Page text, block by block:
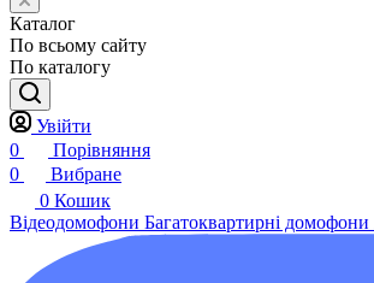
Каталог
По всьому сайту
По каталогу
Увійти
0
Порівняння
0
Вибране
0 Кошик
Відеодомофони Багатоквартирні домофони